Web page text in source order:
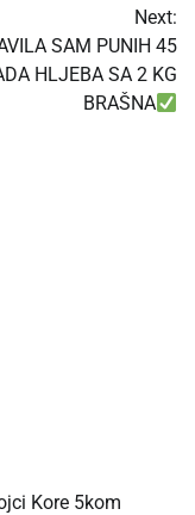
Next:
SAM PUNIH 45
HLJEBA SA 2 KG
BRAŠNA
Kore 5kom